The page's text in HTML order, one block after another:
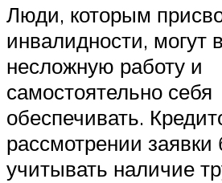
Люди, которым
инвалидности, могут
несложную работу и
самостоятельно себя
обеспечивать.
рассмотрении заявки
учитывать наличие